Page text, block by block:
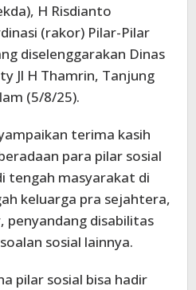
H Risdianto
(rakor) Pilar-Pilar
diselenggarakan Dinas
Jl H Thamrin, Tanjung
(5/8/25).
terima kasih
para pilar sosial
tengah masyarakat di
keluarga pra sejahtera,
penyandang disabilitas
sosial lainnya.
pilar sosial bisa hadir